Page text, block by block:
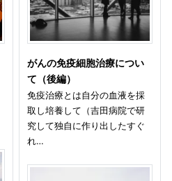
がんの免疫細胞治療につい
て（後編）
免疫治療とは自分の血液を採
取し培養して（吉田病院で研
究して独自に作り出したすぐ
れ…